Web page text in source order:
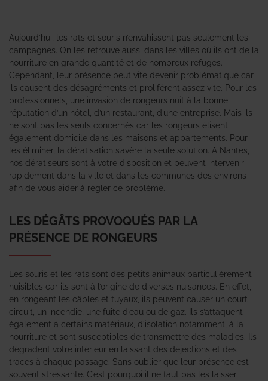
Aujourd’hui, les rats et souris n’envahissent pas seulement les
campagnes. On les retrouve aussi dans les villes où ils ont de la
nourriture en grande quantité et de nombreux refuges.
Cependant, leur présence peut vite devenir problématique car
ils causent des désagréments et prolifèrent assez vite. Pour les
professionnels, une invasion de rongeurs nuit à la bonne
réputation d’un hôtel, d’un restaurant, d’une entreprise. Mais ils
ne sont pas les seuls concernés car les rongeurs élisent
également domicile dans les maisons et appartements. Pour
les éliminer, la dératisation s’avère la seule solution. A Nantes,
nos dératiseurs sont à votre disposition et peuvent intervenir
rapidement dans la ville et dans les communes des environs
afin de vous aider à régler ce problème.
LES DÉGÂTS PROVOQUÉS PAR LA
PRÉSENCE DE RONGEURS
Les souris et les rats sont des petits animaux particulièrement
nuisibles car ils sont à l’origine de diverses nuisances. En effet,
en rongeant les câbles et tuyaux, ils peuvent causer un court-
circuit, un incendie, une fuite d’eau ou de gaz. Ils s’attaquent
également à certains matériaux, d’isolation notamment, à la
nourriture et sont susceptibles de transmettre des maladies. Ils
dégradent votre intérieur en laissant des déjections et des
traces à chaque passage. Sans oublier que leur présence est
souvent stressante. C’est pourquoi il ne faut pas les laisser